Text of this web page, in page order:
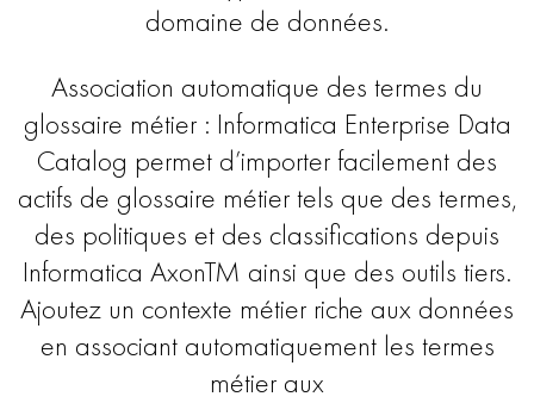
domaine de données.
Association automatique des termes du
glossaire métier : Informatica Enterprise Data
Catalog permet d’importer facilement des
actifs de glossaire métier tels que des termes,
des politiques et des classifications depuis
Informatica AxonTM ainsi que des outils tiers.
Ajoutez un contexte métier riche aux données
en associant automatiquement les termes
métier aux